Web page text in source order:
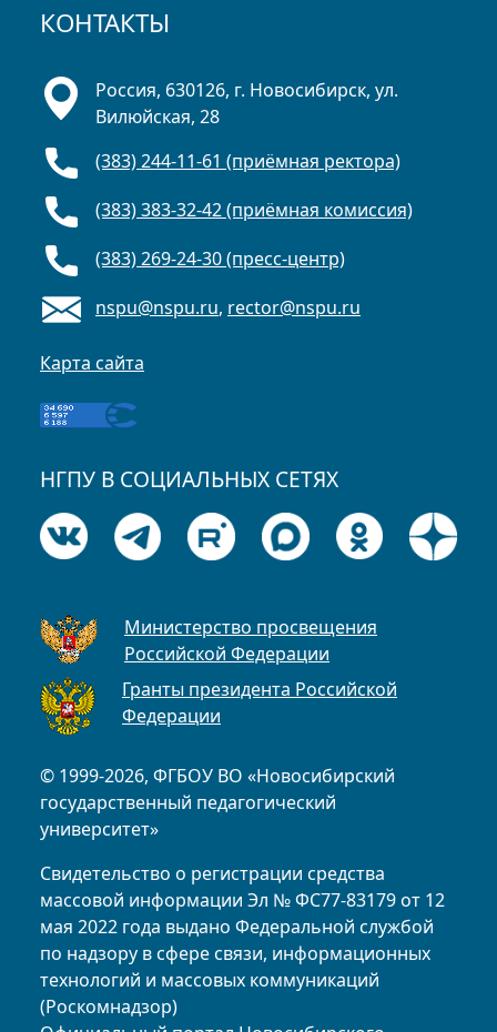
КОНТАКТЫ
© 1999-2026, ФГБОУ ВО «Новосибирский
государственный педагогический
университет»
Свидетельство о регистрации средства
массовой информации Эл № ФС77-83179 от 12
мая 2022 года выдано Федеральной службой
по надзору в сфере связи, информационных
технологий и массовых коммуникаций
(Роскомнадзор)
Россия, 630126, г. Новосибирск, ул.
Вилюйская, 28
(383) 244-11-61 (приёмная ректора)
(383) 383-32-42 (приёмная комиссия)
(383) 269-24-30 (пресс-центр)
nspu@nspu.ru, rector@nspu.ru
Карта сайта
НГПУ В СОЦИАЛЬНЫХ СЕТЯХ
Министерство просвещения
Российской Федерации
Гранты президента Российской
Федерации